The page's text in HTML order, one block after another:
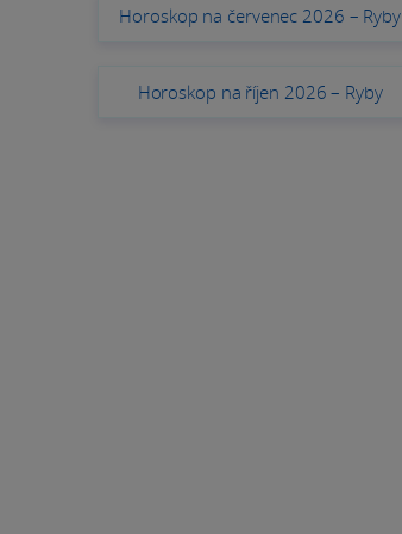
Horoskop na červenec 2026 – Ryby
Horoskop na říjen 2026 – Ryby